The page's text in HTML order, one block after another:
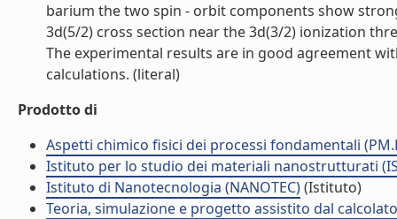
barium the two spin - orbit components show
3d(5/2) cross section near the 3d(3/2) ionization
The experimental results are in good agreement
calculations. (literal)
Prodotto di
Aspetti chimico fisici dei processi fondamentali
Istituto per lo studio dei materiali nanostrutturati
Istituto di Nanotecnologia (NANOTEC)(Istituto)
Teoria, simulazione e progetto assistito dal